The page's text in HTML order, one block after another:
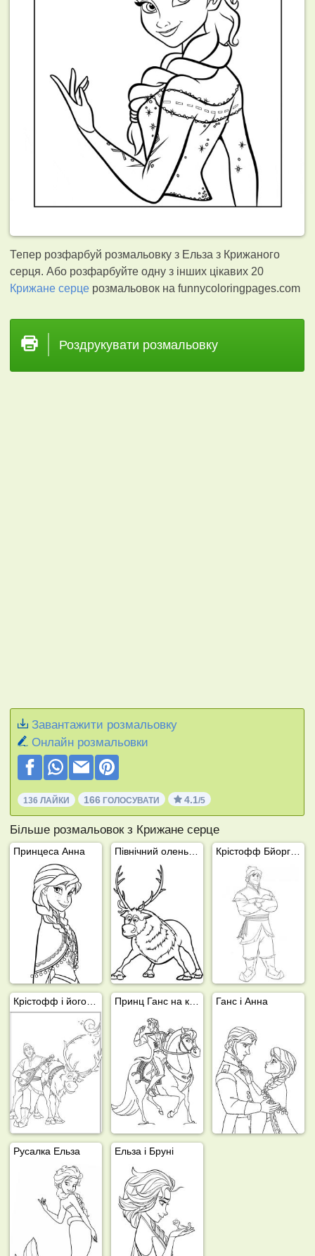
Тепер розфарбуй розмальовку з Ельза з Крижаного
серця. Або розфарбуйте одну з інших цікавих 20
Крижане серце розмальовок на funnycoloringpages.com
Роздрукувати розмальовку
Завантажити розмальовку
Онлайн розмальовки
136 ЛАЙКИ 166 ГОЛОСУВАТИ 4.1/5
Більше розмальовок з Крижане серце
Принцеса Анна
Ганс і Анна
Русалка Ельза Ельза і Бруні